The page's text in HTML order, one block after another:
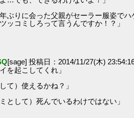
ぶりに会った父親がセーラー服姿でハ
ッコミしろって言うんですか！？」
[sage] 投稿日：2014/11/27(木)
を起こしてくれ」
て）使えるかね？」
として）死んでいるわけではない」